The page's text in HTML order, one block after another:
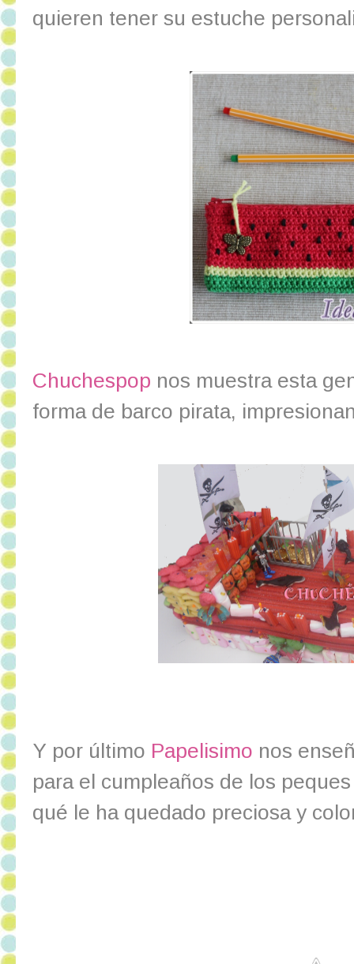
quieren tener su estuche
Chuchespop nos muestra esta
forma de barco pirata,
Y por último Papelisimo nos
para el cumpleaños de los
qué le ha quedado preciosa y